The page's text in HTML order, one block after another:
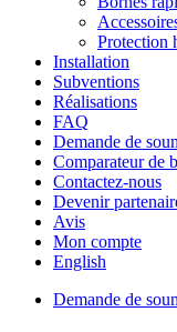
Protection
Installation
Subventions
Réalisations
FAQ
Demande de
Comparateur de
Contactez-nous
Devenir
Avis
Mon compte
English
Demande de